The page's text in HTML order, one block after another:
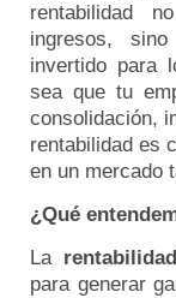
rentabilidad
ingresos,
invertido para
sea que tu
consolidación,
rentabilidad es
en un mercado
¿Qué
La rentabilidad
para generar